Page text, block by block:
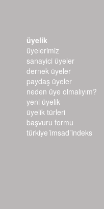
üyelik
üyelerimiz
sanayici üyeler
dernek üyeler
paydaş üyeler
neden üye olmalıyım?
yeni üyelik
üyelik türleri
başvuru formu
türkiye i̇msad i̇ndeks